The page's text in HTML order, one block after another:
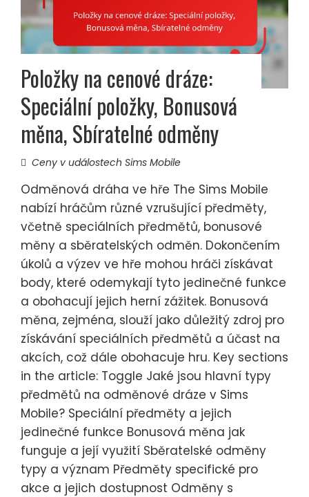
Položky na cenové dráze:
Speciální položky, Bonusová
měna, Sbíratelné odměny
Ceny v událostech Sims Mobile
Odměnová dráha ve hře The Sims Mobile
nabízí hráčům různé vzrušující předměty,
včetně speciálních předmětů, bonusové
měny a sběratelských odměn. Dokončením
úkolů a výzev ve hře mohou hráči získávat
body, které odemykají tyto jedinečné funkce
a obohacují jejich herní zážitek. Bonusová
měna, zejména, slouží jako důležitý zdroj pro
získávání speciálních předmětů a účast na
akcích, což dále obohacuje hru. Key sections
in the article: Toggle Jaké jsou hlavní typy
předmětů na odměnové dráze v Sims
Mobile? Speciální předměty a jejich
jedinečné funkce Bonusová měna jak
funguje a její využití Sběratelské odměny
typy a význam Předměty specifické pro
akce a jejich dostupnost Odměny s